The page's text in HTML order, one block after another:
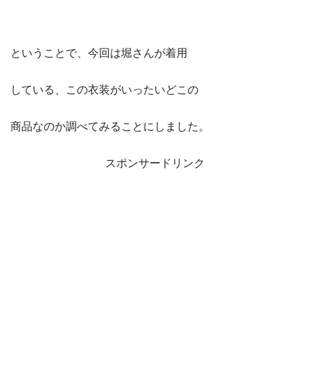
ということで、今回は堀さんが着用
している、この衣装がいったいどこの
商品なのか調べてみることにしました。
スポンサードリンク